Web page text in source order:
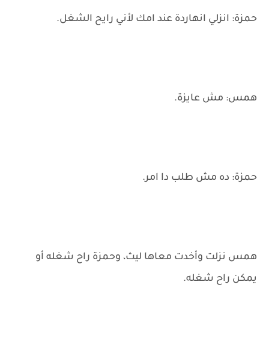
حمزة: انزلي انهاردة عند امك لأني رايح الشغل.
همس: مش عايزة.
حمزة: ده مش طلب دا امر.
همس نزلت وأخدت معاها ليث، وحمزة راح شغله أو
يمكن راح شغله.